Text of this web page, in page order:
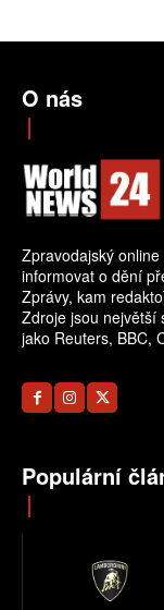
O nás
Zpravodajský
informovat o dění
Zprávy, kam
Zdroje jsou největší
jako Reuters, BBC,
Populární